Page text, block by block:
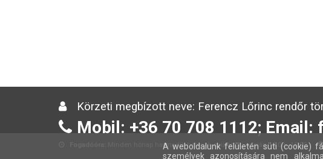
Körzeti megbízott neve: Ferencz Lőrinc rendőr
Mobil: +36 70 708 1112; Email:
Minden hónap harmadik hetének csütörtöki napján 13:00 - 15:00
A weboldalunk felületén süti (cookie)
személyek azonosítására nem